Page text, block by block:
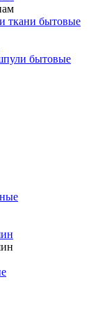
ткани бытовые
бытовые